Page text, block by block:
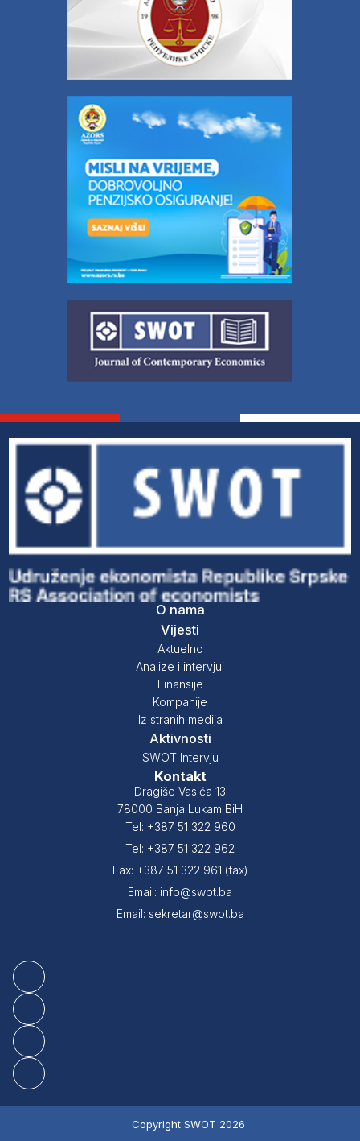
O nama
Vijesti
Aktuelno
Analize i intervjui
Finansije
Kompanije
Iz stranih medija
Aktivnosti
SWOT Intervju
Kontakt
Dragiše Vasića 13
78000 Banja Lukam BiH
Tel: +387 51 322 960
Tel: +387 51 322 962
Fax: +387 51 322 961 (fax)
Email: info@swot.ba
Email: sekretar@swot.ba
Copyright SWOT 2026